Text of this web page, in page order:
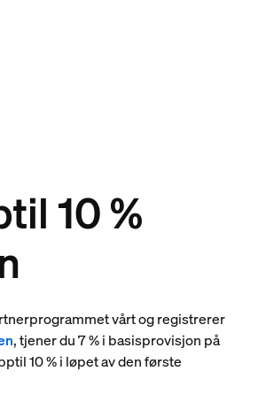
10 %
vårt og registrerer
, tjener du 7 % i basisprovisjon på
10 % i løpet av den første